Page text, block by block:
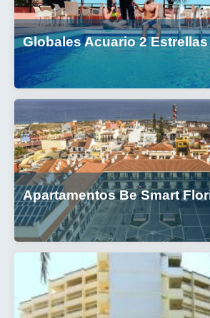
Globales Acuario 2 Estrellas